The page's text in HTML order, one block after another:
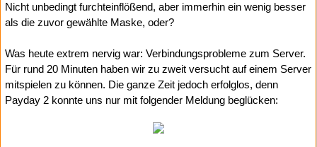
Nicht unbedingt furchteinflößend, aber immerhin ein wenig besser
als die zuvor gewählte Maske, oder?
Was heute extrem nervig war: Verbindungsprobleme zum Server.
Für rund 20 Minuten haben wir zu zweit versucht auf einem Server
mitspielen zu können. Die ganze Zeit jedoch erfolglos, denn
Payday 2 konnte uns nur mit folgender Meldung beglücken: